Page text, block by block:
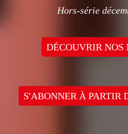
Hors-série
DÉCOUVRIR NOS
S'ABONNER À PARTIR